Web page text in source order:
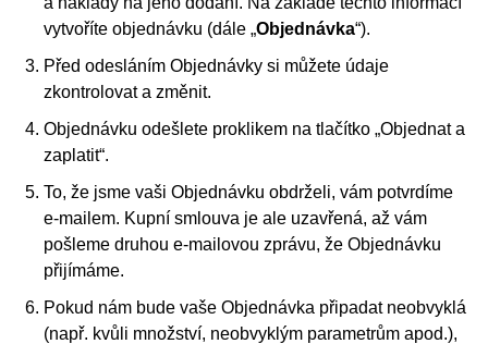
vytvoříte objednávku (dále „Objednávka“).
Před odesláním Objednávky si můžete údaje
zkontrolovat a změnit.
Objednávku odešlete proklikem na tlačítko „Objednat a
zaplatit“.
To, že jsme vaši Objednávku obdrželi, vám potvrdíme
e-mailem. Kupní smlouva je ale uzavřená, až vám
pošleme druhou e-mailovou zprávu, že Objednávku
přijímáme.
Pokud nám bude vaše Objednávka připadat neobvyklá
(např. kvůli množství, neobvyklým parametrům apod.),